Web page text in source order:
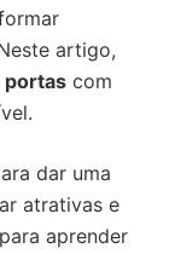
artigo,
portas com
dar uma
atrativas e
aprender